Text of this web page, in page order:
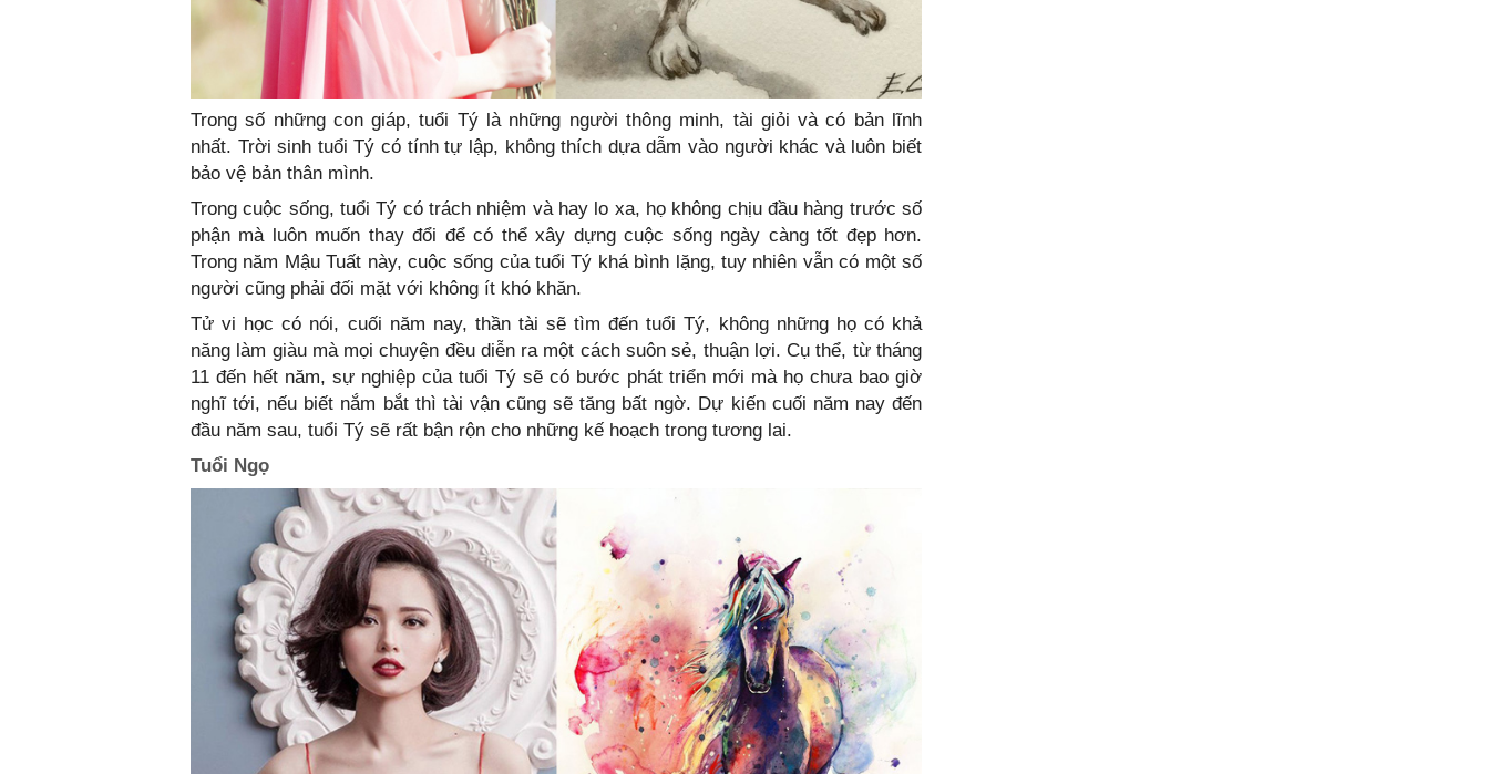
Trong số những con giáp, tuổi Tý là những người thông minh, tài giỏi và có bản lĩnh
nhất. Trời sinh tuổi Tý có tính tự lập, không thích dựa dẫm vào người khác và luôn biết
bảo vệ bản thân mình.
Trong cuộc sống, tuổi Tý có trách nhiệm và hay lo xa, họ không chịu đầu hàng trước số
phận mà luôn muốn thay đổi để có thể xây dựng cuộc sống ngày càng tốt đẹp hơn.
Trong năm Mậu Tuất này, cuộc sống của tuổi Tý khá bình lặng, tuy nhiên vẫn có một số
người cũng phải đối mặt với không ít khó khăn.
Tử vi học có nói, cuối năm nay, thần tài sẽ tìm đến tuổi Tý, không những họ có khả
năng làm giàu mà mọi chuyện đều diễn ra một cách suôn sẻ, thuận lợi. Cụ thể, từ tháng
11 đến hết năm, sự nghiệp của tuổi Tý sẽ có bước phát triển mới mà họ chưa bao giờ
nghĩ tới, nếu biết nắm bắt thì tài vận cũng sẽ tăng bất ngờ. Dự kiến cuối năm nay đến
đầu năm sau, tuổi Tý sẽ rất bận rộn cho những kế hoạch trong tương lai.
Tuổi Ngọ